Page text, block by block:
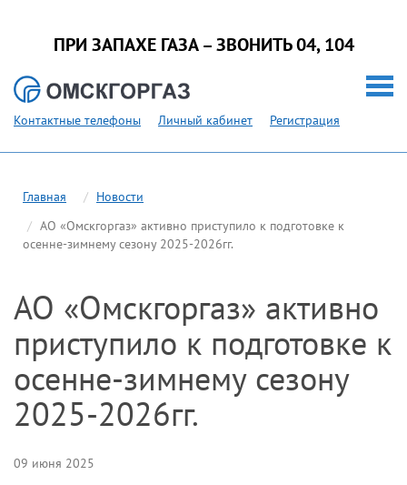
ПРИ ЗАПАХЕ ГАЗА – ЗВОНИТЬ 04, 104
Контактные телефоны Личный кабинет Регистрация
Главная
Новости
АО «Омскгоргаз» активно приступило к подготовке к
осенне-зимнему сезону 2025-2026гг.
АО «Омскгоргаз» активно
приступило к подготовке к
осенне-зимнему сезону
2025-2026гг.
09 июня 2025